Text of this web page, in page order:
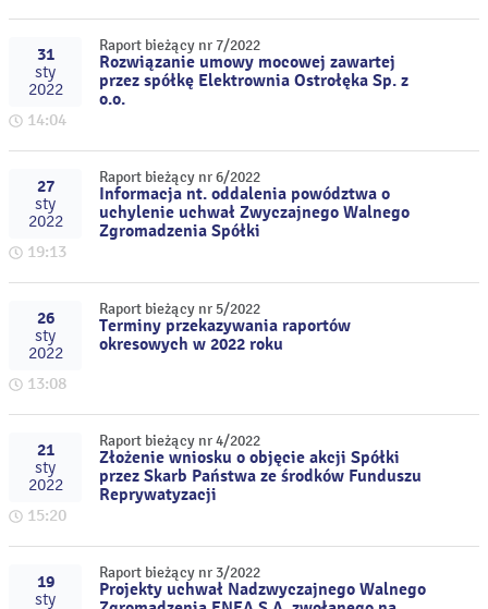
31
sty
2022
14:04
Raport bieżący nr 7/2022
Rozwiązanie umowy mocowej zawartej
przez spółkę Elektrownia Ostrołęka Sp. z
o.o.
27
sty
2022
19:13
Raport bieżący nr 6/2022
Informacja nt. oddalenia powództwa o
uchylenie uchwał Zwyczajnego Walnego
Zgromadzenia Spółki
26
sty
2022
13:08
Raport bieżący nr 5/2022
Terminy przekazywania raportów
okresowych w 2022 roku
21
sty
2022
15:20
Raport bieżący nr 4/2022
Złożenie wniosku o objęcie akcji Spółki
przez Skarb Państwa ze środków Funduszu
Reprywatyzacji
19
sty
Raport bieżący nr 3/2022
Projekty uchwał Nadzwyczajnego Walnego